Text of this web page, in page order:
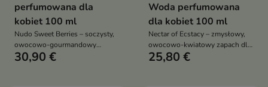
perfumowana dla
kobiet 100 ml
Nudo Sweet Berries – soczysty,
owocowo-gourmandowy
zapach pełen słodyczy i
30,90 €
Woda perfumowana
dla kobiet 100 ml
Nectar of Ecstacy – zmysłowy,
owocowo-kwiatowy zapach dla
kobiet, który łączy świeżość
25,80 €